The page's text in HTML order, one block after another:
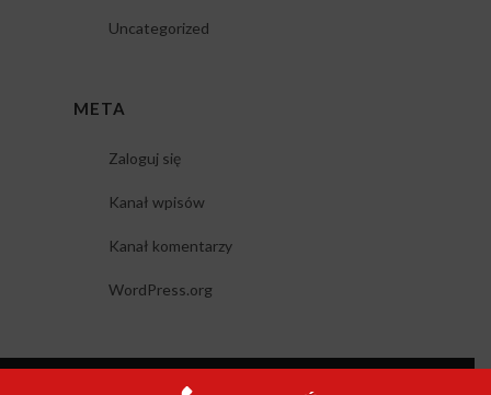
Uncategorized
META
Zaloguj się
Kanał wpisów
Kanał komentarzy
WordPress.org